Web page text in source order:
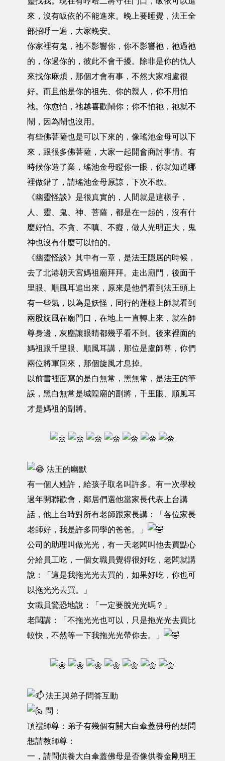
來，沒有皈依的不能進來。晚上要睡覺，法王全
部招呼一遍，大家晚安。
你家裡有鬼，祂不影響你，你不影響祂，祂過祂
的，你過你的，彼此不會干擾。除非是你的仇人
來找你麻煩，那個才會有事，不然大家相處很
好。而且他是你的祖先、你的親人，你不用怕
祂。你愈怕，祂越喜歡鬧你；你不怕祂，祂就不
鬧，因為鬧也沒用。
有些佛菩薩也是可以下來的，像瑤池金母可以下
來，跟很多佛菩薩，大家一起開會商討事情。有
時候你造了業，瑤池金母瞪你一眼，你就知道哪
裡做錯了，請瑤池金母原諒，下次不敢。
《幽靈怪談》是很真實的，人間就是這樣子，
人、靈、鬼、神、菩薩，都是在一起的，沒有什
麼好怕。不貪、不嗔、不癡，做人光明正大，鬼
神也沒有什麼可以怕的。
《幽靈怪談》其中有一章，是法王隱居的時候，
去了北港朝天宮媽祖廟拜拜。走出廟門，後面千
里眼、順風耳追出來，原來是他們看到法王頭上
有一些氣，以為是妖怪，同行的蓮極上師就看到
兩股旋風在廟門口，在地上一直轉上來，就在師
尊身邊，灰塵讓眼睛都幾乎看不到。後來裡面的
媽祖跟千里眼、順風耳講，那位是盧師尊，你們
兩位將軍回來，那個旋風才息掉。
以前書裡面寫的是白無常，黑無常，是法王的筆
誤，黑白無常是城隍廟的副將，千里眼、順風耳
才是媽祖的副將。
法王的幽默
有一個人姓許，給孩子取名叫許多。有一次學校
過年開聯歡會，鄰居們選他當家長代表上台講
話，他上台時對所有老師跟家長講：「各位家長
老師好，我是許多同學的爸爸。」
公司的助理叫做光光，有一天老闆叫他去買點心
分給員工吃，一個女職員覺得很好吃，老闆就講
說：「這是我拖光光去買的，如果好吃，你也可
以拖光光去買。」
女職員驚恐地說：「一定要脫光光嗎？」
老闆講：「不拖光光也可以，只是拖光光去買比
較快，不然等一下我拖光光帶你去。」
法王與弟子問答互動
問：
頂禮師尊：弟子有幾個有關大白傘蓋佛母的疑問
想請教師尊：
一，請問供養大白傘蓋佛母是否像供養金剛明王